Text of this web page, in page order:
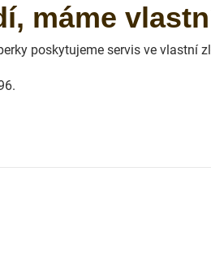
máme
poskytujeme servis ve vlastní